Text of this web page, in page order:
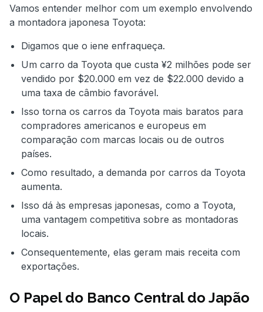
Vamos entender melhor com um exemplo envolvendo
a montadora japonesa Toyota:
Digamos que o iene enfraqueça.
Um carro da Toyota que custa ¥2 milhões pode ser
vendido por $20.000 em vez de $22.000 devido a
uma taxa de câmbio favorável.
Isso torna os carros da Toyota mais baratos para
compradores americanos e europeus em
comparação com marcas locais ou de outros
países.
Como resultado, a demanda por carros da Toyota
aumenta.
Isso dá às empresas japonesas, como a Toyota,
uma vantagem competitiva sobre as montadoras
locais.
Consequentemente, elas geram mais receita com
exportações.
O Papel do Banco Central do Japão